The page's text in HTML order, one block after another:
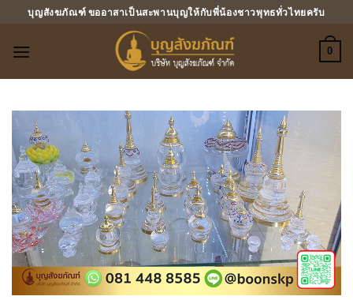
บุญสังฆภัณฑ์ ขออาสาเป็นสะพานบุญให้กับพี่น้องชาวพุทธทั่วไทยครับ
0